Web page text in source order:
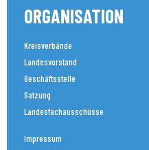
ORGANISATION
Kreisverbände
Landesvorstand
Geschäftsstelle
Satzung
Landesfachausschüsse
Impressum